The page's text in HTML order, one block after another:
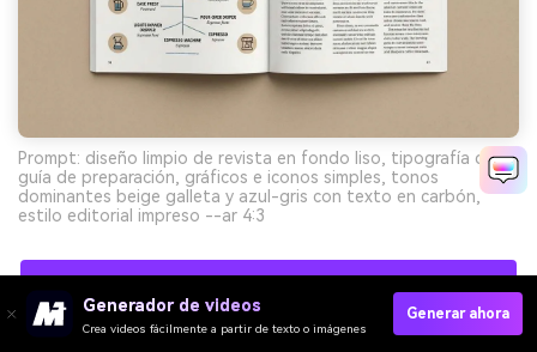
Prompt: diseño limpio de revista en fondo liso, tipografía de
guía de preparación, gráficos e iconos simples, tonos
dominantes beige galleta y azul-gris con texto en carbón,
estilo editorial impreso --ar 4:3
Crea Visuales De Paletas De Cafetería Con IA
Gratis
Generador de videos
Crea videos fácilmente a partir de texto o imágenes
Generar ahora